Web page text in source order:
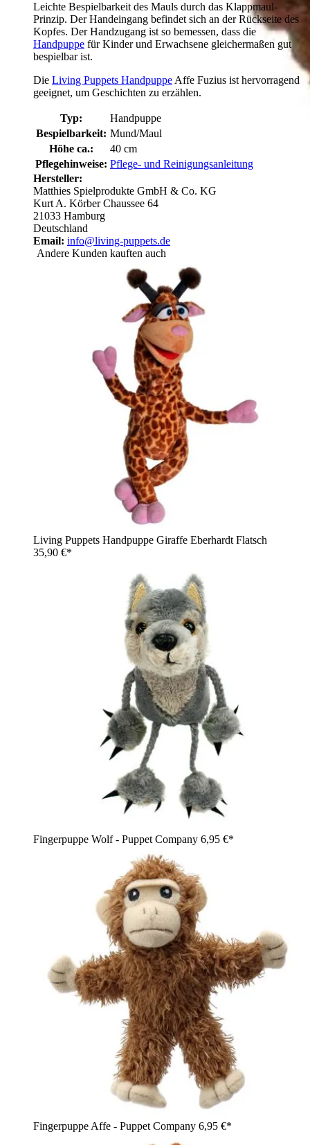
Leichte Bespielbarkeit des Mauls durch das Klappmaul-
Prinzip. Der Handeingang befindet sich an der Rückseite des
Kopfes. Der Handzugang ist so bemessen, dass die
Handpuppe für Kinder und Erwachsene gleichermaßen gut
bespielbar ist.
Die Living Puppets Handpuppe Affe Fuzius ist hervorragend
geeignet, um Geschichten zu erzählen.
Typ:
Handpuppe
Bespielbarkeit: Mund/Maul
Höhe ca.:
40 cm
Pflegehinweise: Pflege- und Reinigungsanleitung
Hersteller:
Matthies Spielprodukte GmbH & Co. KG
Kurt A. Körber Chaussee 64
21033 Hamburg
Deutschland
Email: info@living-puppets.de
Andere Kunden kauften auch
Living Puppets Handpuppe Giraffe Eberhardt Flatsch
35,90 €*
Fingerpuppe Wolf - Puppet Company 6,95 €*
Fingerpuppe Affe - Puppet Company 6,95 €*